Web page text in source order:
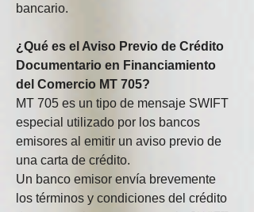
bancario.
¿Qué es el Aviso Previo de Crédito
Documentario en Financiamiento
del Comercio MT 705?
MT 705 es un tipo de mensaje SWIFT
especial utilizado por los bancos
emisores al emitir un aviso previo de
una carta de crédito.
Un banco emisor envía brevemente
los términos y condiciones del crédito